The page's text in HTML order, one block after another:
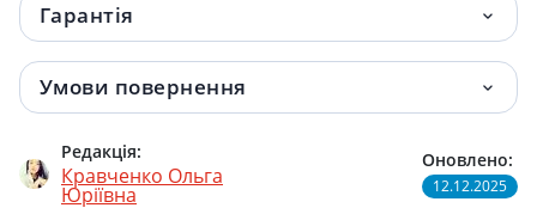
Гарантія
Умови повернення
Редакція:
Кравченко Ольга
Юріївна
Оновлено:
12.12.2025